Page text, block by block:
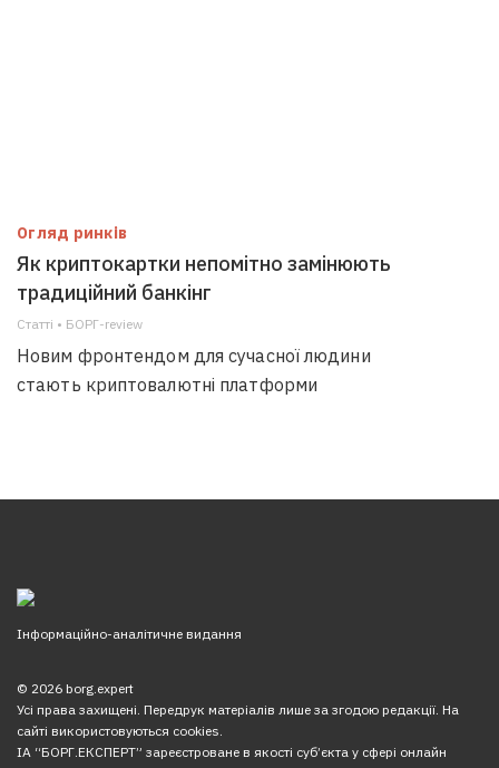
Огляд ринків
Як криптокартки непомітно замінюють
традиційний банкінг
Статті • БОРГ-review
Новим фронтендом для сучасної людини
стають криптовалютні платформи
Інформаційно-аналітичне видання
© 2026 borg.expert
Усі права захищені. Передрук матеріалів лише за згодою редакції. На
сайті використовуються cookies.
ІА “БОРГ.ЕКСПЕРТ” зареєстроване в якості суб’єкта у сфері онлайн